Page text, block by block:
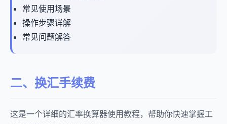
常见使用场景
操作步骤详解
常见问题解答
二、换汇手续费
这是一个详细的汇率换算器使用教程，帮助你快速掌握工